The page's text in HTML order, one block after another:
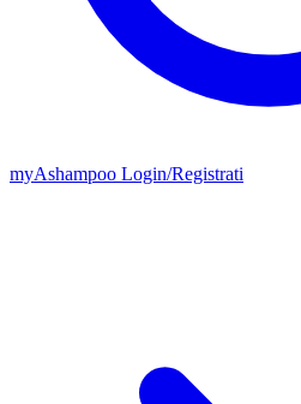
myAshampoo Login/Registrati